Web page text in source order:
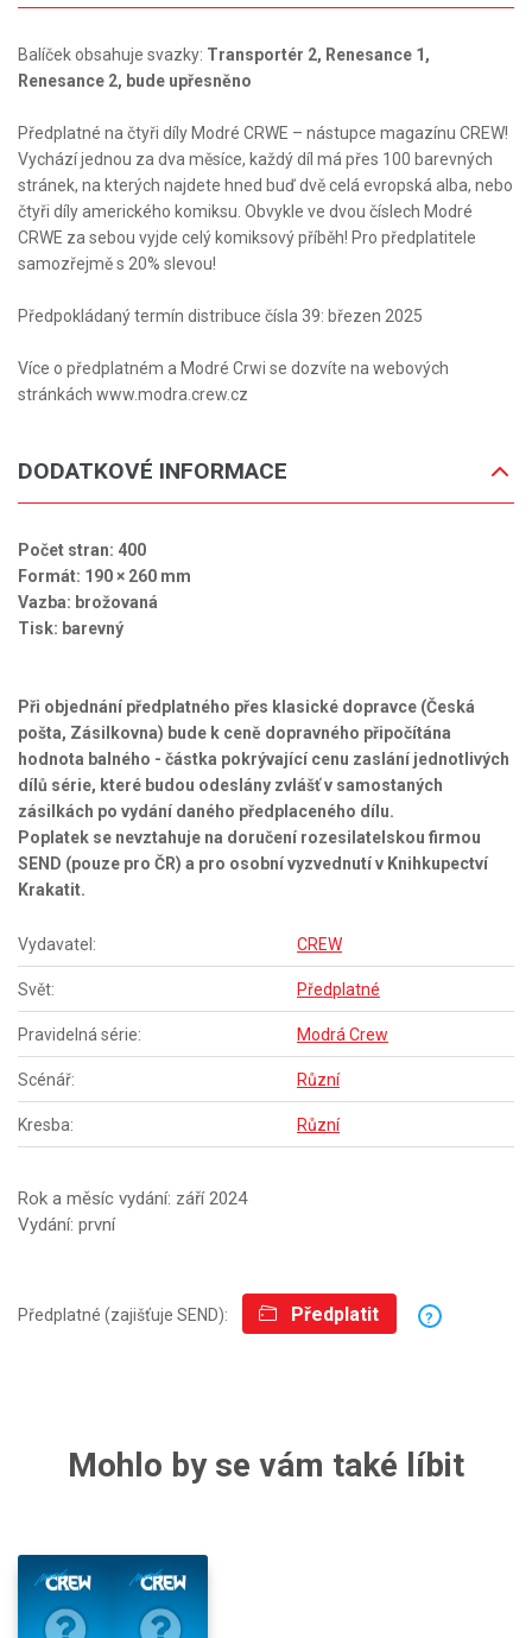
Balíček obsahuje svazky: Transportér 2, Renesance 1,
Renesance 2, bude upřesněno
Předplatné na čtyři díly Modré CRWE – nástupce magazínu CREW!
Vychází jednou za dva měsíce, každý díl má přes 100 barevných
stránek, na kterých najdete hned buď dvě celá evropská alba, nebo
čtyři díly amerického komiksu. Obvykle ve dvou číslech Modré
CRWE za sebou vyjde celý komiksový příběh! Pro předplatitele
samozřejmě s 20% slevou!
Předpokládaný termín distribuce čísla 39: březen 2025
Více o předplatném a Modré Crwi se dozvíte na webových
stránkách www.modra.crew.cz
DODATKOVÉ INFORMACE
Počet stran: 400
Formát: 190 × 260 mm
Vazba: brožovaná
Tisk: barevný
Při objednání předplatného přes klasické dopravce (Česká
pošta, Zásilkovna) bude k ceně dopravného připočítána
hodnota balného - částka pokrývající cenu zaslání jednotlivých
dílů série, které budou odeslány zvlášť v samostaných
zásilkách po vydání daného předplaceného dílu.
Poplatek se nevztahuje na doručení rozesilatelskou firmou
SEND (pouze pro ČR) a pro osobní vyzvednutí v Knihkupectví
Krakatit.
Vydavatel: CREW
Svět: Předplatné
Pravidelná série: Modrá Crew
Scénář: Různí
Kresba: Různí
Rok a měsíc vydání: září 2024
Vydání: první
Předplatné (zajišťuje SEND): Předplatit ?
Mohlo by se vám také líbit